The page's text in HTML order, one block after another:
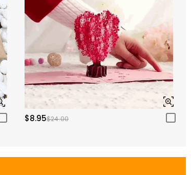
$8.95$24.00